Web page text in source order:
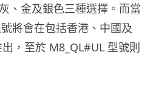
、金及銀色三種選擇。而當
將會在包括香港、中國及
，至於 M8_QL#UL 型號則